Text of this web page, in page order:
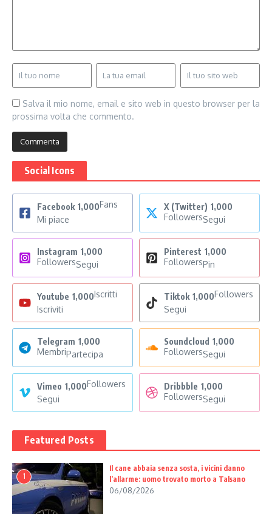
Salva il mio nome, email e sito web in questo browser per la
prossima volta che commento.
Social Icons
Facebook 1,000Fans
Mi piace
X (Twitter) 1,000
FollowersSegui
Instagram 1,000
FollowersSegui
Pinterest 1,000
FollowersPin
Youtube 1,000Iscritti
Iscriviti
Tiktok 1,000Followers
Segui
Telegram 1,000
MembriPartecipa
Soundcloud 1,000
FollowersSegui
Vimeo 1,000Followers
Segui
Dribbble 1,000
FollowersSegui
Featured Posts
1
Il cane abbaia senza sosta, i vicini danno
l’allarme: uomo trovato morto a Talsano
06/08/2026